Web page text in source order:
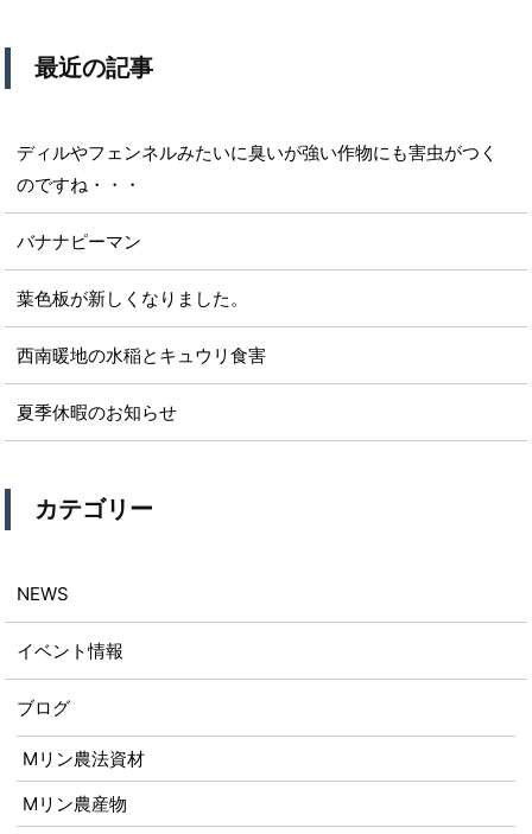
最近の記事
ディルやフェンネルみたいに臭いが強い作物にも害虫がつく
のですね・・・
バナナピーマン
葉色板が新しくなりました。
西南暖地の水稲とキュウリ食害
夏季休暇のお知らせ
カテゴリー
NEWS
イベント情報
ブログ
Mリン農法資材
Mリン農産物